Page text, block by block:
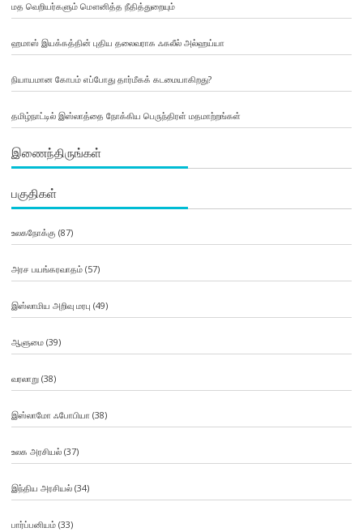
மத வெறியர்களும் மௌனித்த நீதித்துறையும்
ஹமாஸ் இயக்கத்தின் புதிய தலைவராக ஃகலீல் அல்ஹய்யா
நியாயமான கோபம் எப்போது தார்மீகக் கடமையாகிறது?
தமிழ்நாட்டில் இஸ்லாத்தை நோக்கிய பெருந்திரள் மதமாற்றங்கள்
இணைந்திருங்கள்
பகுதிகள்
உலகநோக்கு (87)
அரச பயங்கரவாதம்(57)
இஸ்லாமிய அறிவு மரபு (49)
ஆளுமை(39)
வரலாறு(38)
இஸ்லாமோ ஃபோபியா (38)
உலக அரசியல்(37)
இந்திய அரசியல்(34)
பார்ப்பனியம்(33)